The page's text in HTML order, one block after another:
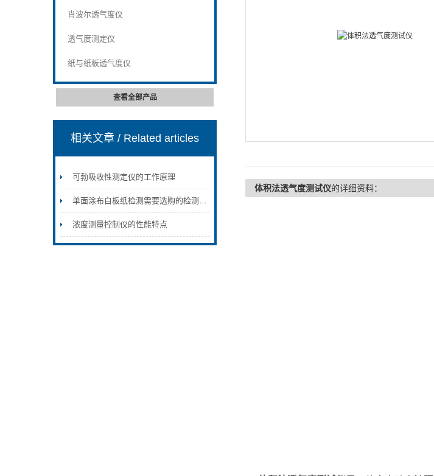
肖波尔透气度仪
透气度测定仪
纸与纸板透气度仪
查看全部产品
相关文章/ Related articles
可勃吸收性测定仪的工作原理
单面涂布白板纸检测需要选购的检测仪器
浓度测量控制仪的性能特点
体积法透气度测试仪的详细资料：